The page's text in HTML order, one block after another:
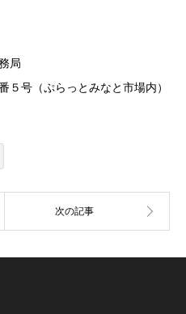
局
号（ぷらっとみなと市場内）